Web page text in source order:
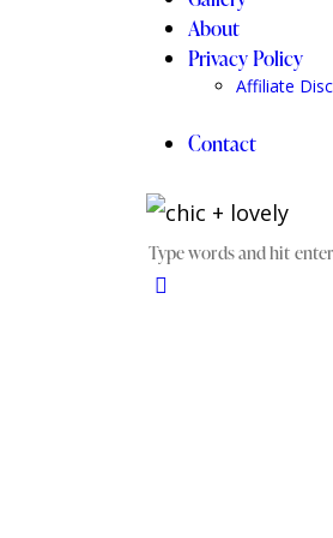
About
Privacy Policy
Affiliate
Contact